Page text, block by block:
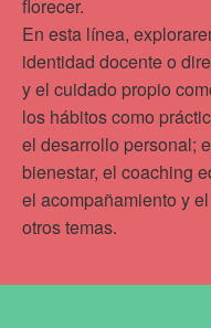
florecer.
En esta línea,
identidad docente o
y el cuidado propio
los hábitos como
el desarrollo personal;
bienestar, el coaching
el acompañamiento y
otros temas.